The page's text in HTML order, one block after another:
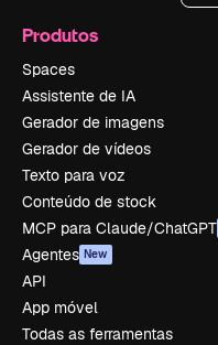
Produtos
Spaces
Assistente de IA
Gerador de imagens
Gerador de vídeos
Texto para voz
Conteúdo de stock
MCP para Claude/ChatGPT
Agentes New
API
App móvel
Todas as ferramentas